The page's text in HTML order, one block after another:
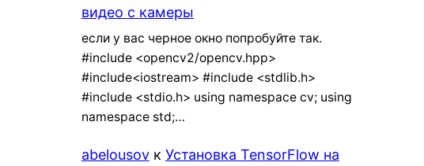
видео с камеры
если у вас черное окно попробуйте так.
#include <opencv2/opencv.hpp>
#include<iostream> #include <stdlib.h>
#include <stdio.h> using namespace cv; using
namespace std;…
abelousovк Установка TensorFlow на